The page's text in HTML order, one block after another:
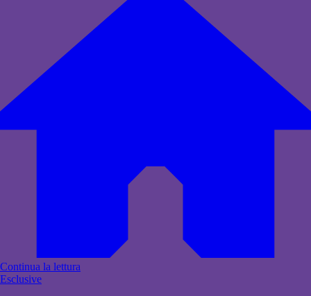
Continua la lettura
Esclusive